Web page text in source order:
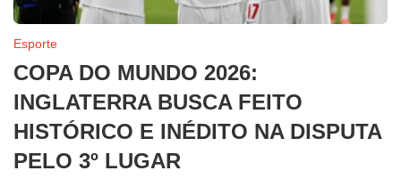
Esporte
COPA DO MUNDO 2026:
INGLATERRA BUSCA FEITO
HISTÓRICO E INÉDITO NA DISPUTA
PELO 3º LUGAR